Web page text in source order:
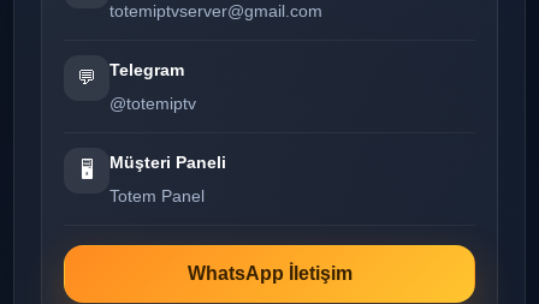
totemiptvserver@gmail.com
💬
Telegram
@totemiptv
🖥️
Müşteri Paneli
Totem Panel
WhatsApp İletişim